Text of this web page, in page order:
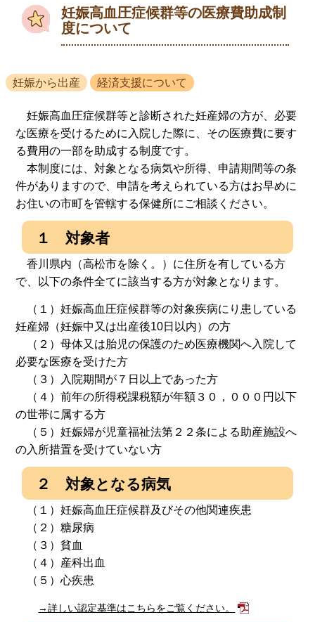
妊娠高血圧症候群等の医療費助成制
度について
妊娠から出産 経済支援について
妊娠高血圧症候群等と診断された妊産婦の方が、必要
な医療を受けるために入院した際に、その医療費に要す
る費用の一部を助成する制度です。
本制度には、対象となる病気や所得、申請期間等の条
件がありますので、申請を考えられている方はお早めに
お住いの市町を管轄する保健所にご相談ください。
１ 対象者
香川県内（高松市を除く。）に住所を有している方
で、以下の条件全てに該当する方が対象となります。
（１）妊娠高血圧症候群等の対象疾病にり患している
妊産婦（妊娠中又は出産後10日以内）の方
（２）母体又は胎児の保護のため医療機関へ入院して
必要な医療を受けた方
（３）入院期間が７日以上であった方
（４）前年の所得税課税額が年額３０，０００円以下
の世帯に属する方
（５）妊娠婦が児童福祉法第２２条による助産施設へ
の入所措置を受けていない方
２ 対象となる病気
（１）妊娠高血圧症候群及びその他関連疾患
（２）糖尿病
（３）貧血
（４）産科出血
（５）心疾患
→詳しい認定基準はこちらをご覧ください。